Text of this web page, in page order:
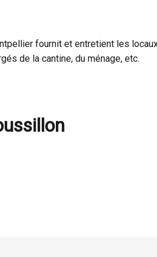
fournit et entretient les
de la cantine, du ménage, etc.